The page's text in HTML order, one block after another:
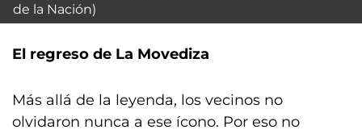
de la Nación)
El regreso de La Movediza
Más allá de la leyenda, los vecinos no
olvidaron nunca a ese ícono. Por eso no